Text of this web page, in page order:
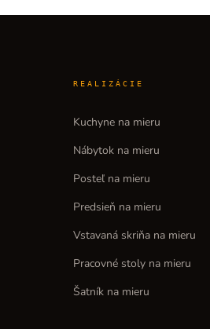
REALIZÁCIE
Kuchyne na mieru
Nábytok na mieru
Posteľ na mieru
Predsieň na mieru
Vstavaná skriňa na mieru
Pracovné stoly na mieru
Šatník na mieru